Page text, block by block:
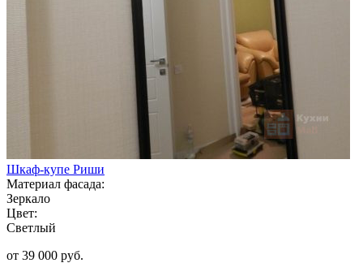
Шкаф-купе Риши
Материал фасада:
Зеркало
Цвет:
Светлый
от 39 000 руб.